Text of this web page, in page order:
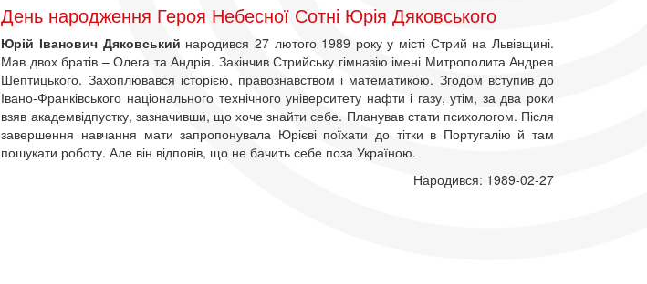
День народження Героя Небесної Сотні Юрія Дяковського
Юрій Іванович Дяковський народився 27 лютого 1989 року у місті Стрий на Львівщині.
Мав двох братів – Олега та Андрія. Закінчив Стрийську гімназію імені Митрополита Андрея
Шептицького. Захоплювався історією, правознавством і математикою. Згодом вступив до
Івано-Франківського національного технічного університету нафти і газу, утім, за два роки
взяв академвідпустку, зазначивши, що хоче знайти себе. Планував стати психологом. Після
завершення навчання мати запропонувала Юрієві поїхати до тітки в Португалію й там
пошукати роботу. Але він відповів, що не бачить себе поза Україною.
Народився: 1989-02-27